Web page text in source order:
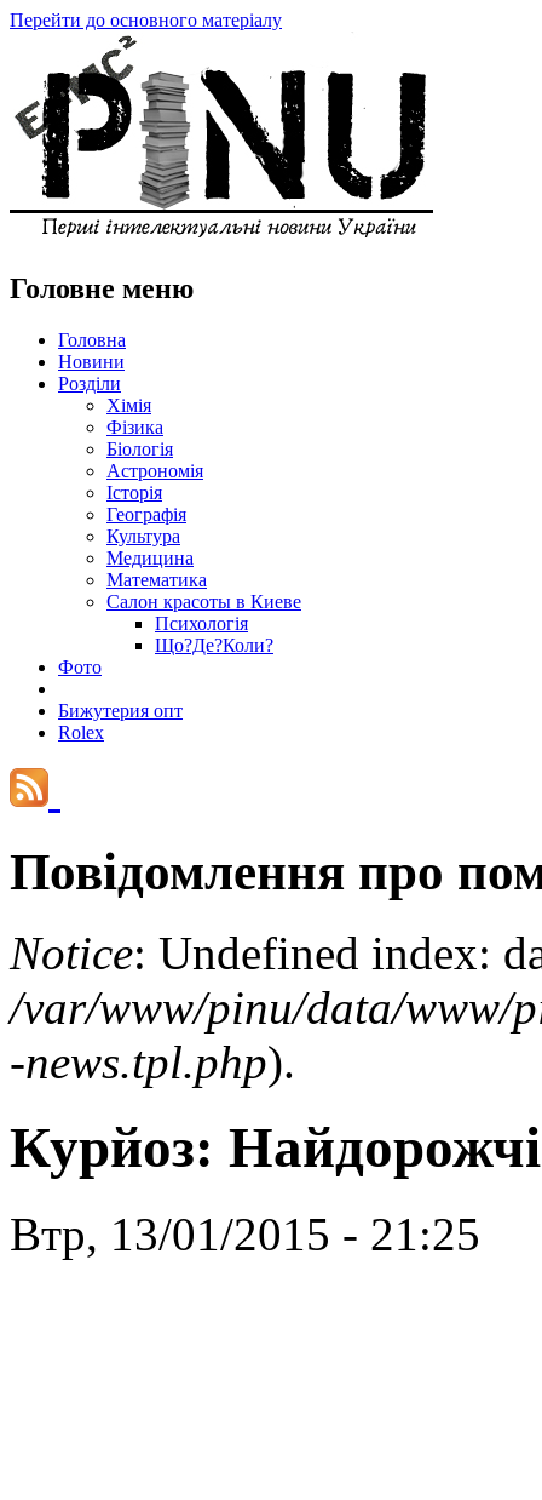
Перейти до основного матеріалу
Головне меню
Головна
Новини
Розділи
Хімія
Фізика
Біологія
Астрономія
Історія
Географія
Культура
Медицина
Математика
Салон красоты в Киеве
Психологія
Що?Де?Коли?
Фото
Бижутерия опт
Rolex
Повідомлення про
Notice: Undefined index:
/var/www/pinu/data/www/
-news.tpl.php).
Курйоз: Найдорожчі
Втр, 13/01/2015 - 21:25